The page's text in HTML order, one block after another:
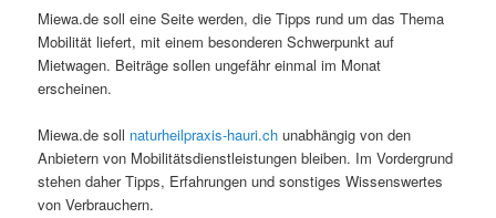
Miewa.de soll eine Seite werden, die Tipps rund um das Thema
Mobilität liefert, mit einem besonderen Schwerpunkt auf
Mietwagen. Beiträge sollen ungefähr einmal im Monat
erscheinen.
Miewa.de soll naturheilpraxis-hauri.ch unabhängig von den
Anbietern von Mobilitätsdienstleistungen bleiben. Im Vordergrund
stehen daher Tipps, Erfahrungen und sonstiges Wissenswertes
von Verbrauchern.